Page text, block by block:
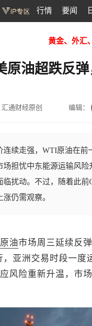
行情 要闻
黄金、外汇
原油超跌反
通财经原创 编辑：
连续走强，WTI原油在
场担忧中东能源运输风
扰动。不过，随着此
仍需观察。
原油市场周三延续反
亚洲交易时段一度
风险重新升温，市